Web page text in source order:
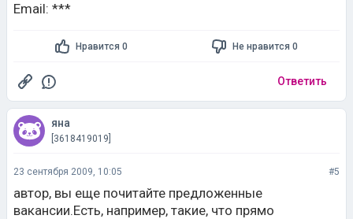
Email: ***
Нравится 0 Не нравится 0
Ответить
яна
[3618419019]
23 сентября 2009, 10:05 #5
автор, вы еще почитайте предложенные
вакансии.Есть, например, такие, что прямо